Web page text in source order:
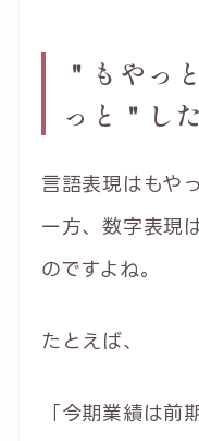
＂もやっ
っと＂し
言語表現はもや
一方、数字表現
のですよね。
たとえば、
「今期業績は前